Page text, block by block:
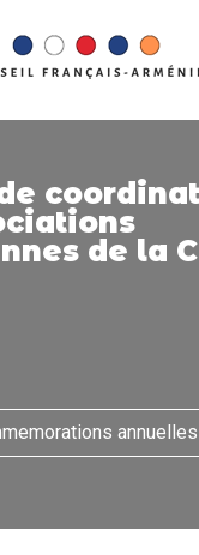
de la
annuelles